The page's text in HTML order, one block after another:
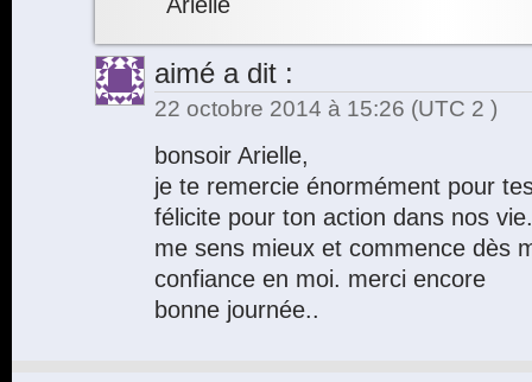
aimé a dit :
22 octobre 2014 à 15:26 (UTC 2 )
bonsoir Arielle,
je te remercie énormément pour
félicite pour ton action dans nos
me sens mieux et commence dès
confiance en moi. merci encore
bonne journée..